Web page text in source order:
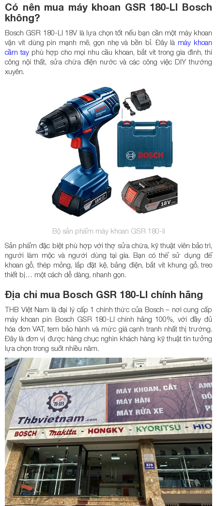
Có nên mua máy khoan GSR 180-LI Bosch
không?
Bosch GSR 180-LI 18V là lựa chọn tốt nếu bạn cần một máy khoan
vặn vít dùng pin mạnh mẽ, gọn nhẹ và bền bỉ. Đây là máy khoan
cầm tay phù hợp cho mọi nhu cầu khoan, bắt vít trong gia đình, thi
công nội thất, sửa chữa điện nước và các công việc DIY thường
xuyên.
Bộ sản phẩm máy khoan GSR 180-li
Sản phẩm đặc biệt phù hợp với thợ sửa chữa, kỹ thuật viên bảo trì,
người làm mộc và người dùng tại gia. Bạn có thể sử dụng để
khoan gỗ, thép mỏng, lắp đặt kệ, bảng điện, bắt vít khung gỗ, treo
thiết bị… một cách dễ dàng, nhanh gọn.
Địa chỉ mua Bosch GSR 180-LI chính hãng
THB Việt Nam là đại lý cấp 1 chính thức của Bosch – nơi cung cấp
máy khoan pin Bosch GSR 180-LI chính hãng 100%, với đầy đủ
hóa đơn VAT, tem bảo hành và mức giá cạnh tranh nhất thị trường.
Đây là đơn vị được hàng chục nghìn khách hàng kỹ thuật tin tưởng
lựa chọn trong suốt nhiều năm.